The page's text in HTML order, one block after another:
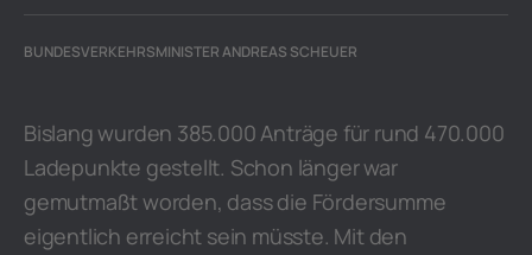
BUNDESVERKEHRSMINISTER ANDREAS SCHEUER
Bislang wurden 385.000 Anträge für rund 470.000
Ladepunkte gestellt. Schon länger war
gemutmaßt worden, dass die Fördersumme
eigentlich erreicht sein müsste. Mit den